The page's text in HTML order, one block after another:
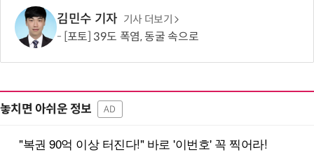
김민수 기자 기사 더보기
[포토] 39도 폭염, 동굴 속으로
놓치면 아쉬운 정보 AD